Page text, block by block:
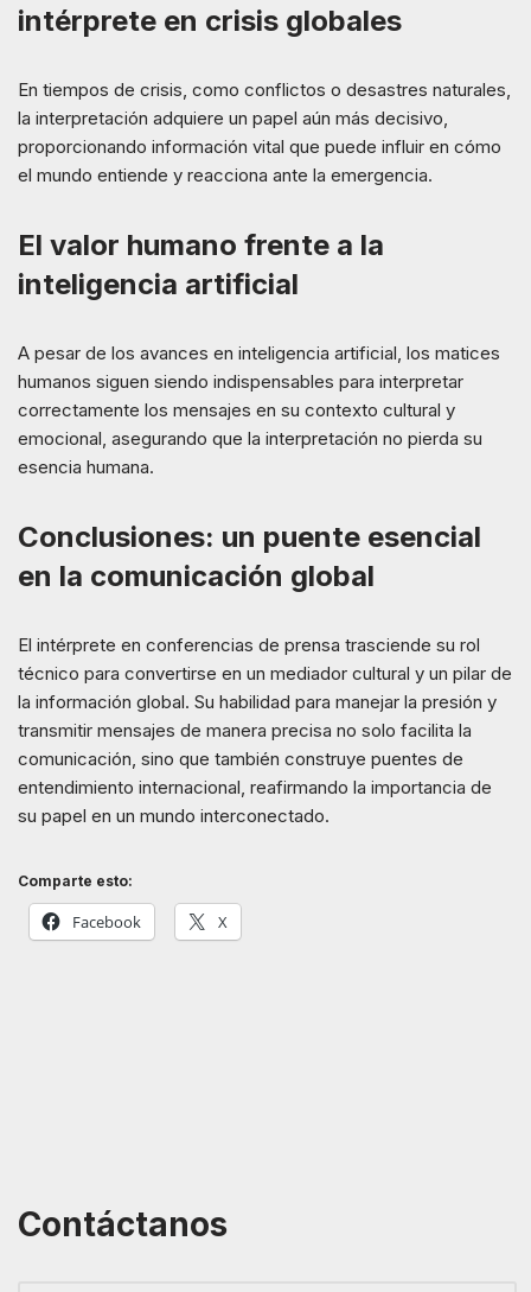
intérprete en crisis globales
En tiempos de crisis, como conflictos o desastres naturales,
la interpretación adquiere un papel aún más decisivo,
proporcionando información vital que puede influir en cómo
el mundo entiende y reacciona ante la emergencia.
El valor humano frente a la
inteligencia artificial
A pesar de los avances en inteligencia artificial, los matices
humanos siguen siendo indispensables para interpretar
correctamente los mensajes en su contexto cultural y
emocional, asegurando que la interpretación no pierda su
esencia humana.
Conclusiones: un puente esencial
en la comunicación global
El intérprete en conferencias de prensa trasciende su rol
técnico para convertirse en un mediador cultural y un pilar de
la información global. Su habilidad para manejar la presión y
transmitir mensajes de manera precisa no solo facilita la
comunicación, sino que también construye puentes de
entendimiento internacional, reafirmando la importancia de
su papel en un mundo interconectado.
Comparte esto:
Facebook X
Contáctanos